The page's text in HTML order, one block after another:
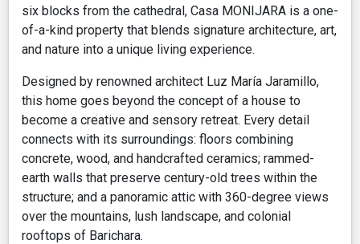
six blocks from the cathedral, Casa MONIJARA is a one-
of-a-kind property that blends signature architecture, art,
and nature into a unique living experience.
Designed by renowned architect Luz María Jaramillo,
this home goes beyond the concept of a house to
become a creative and sensory retreat. Every detail
connects with its surroundings: floors combining
concrete, wood, and handcrafted ceramics; rammed-
earth walls that preserve century-old trees within the
structure; and a panoramic attic with 360-degree views
over the mountains, lush landscape, and colonial
rooftops of Barichara.